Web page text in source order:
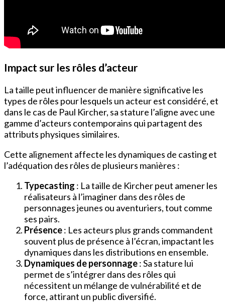
Impact sur les rôles d’acteur
La taille peut influencer de manière significative les
types de rôles pour lesquels un acteur est considéré, et
dans le cas de Paul Kircher, sa stature l’aligne avec une
gamme d’acteurs contemporains qui partagent des
attributs physiques similaires.
Cette alignement affecte les dynamiques de casting et
l’adéquation des rôles de plusieurs manières :
Typecasting : La taille de Kircher peut amener les
réalisateurs à l’imaginer dans des rôles de
personnages jeunes ou aventuriers, tout comme
ses pairs.
Présence: Les acteurs plus grands commandent
souvent plus de présence à l’écran, impactant les
dynamiques dans les distributions en ensemble.
Dynamiques de personnage: Sa stature lui
permet de s’intégrer dans des rôles qui
nécessitent un mélange de vulnérabilité et de
force, attirant un public diversifié.